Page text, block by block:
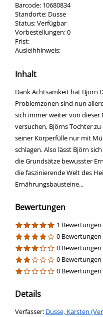
Barcode: 10680834
Standorte: Dusse
Status:Verfügbar
Vorbestellungen:0
Frist:
Ausleihhinweis:
Inhalt
Dank Achtsamkeit hat Björn
Problemzonen sind nun
sich immer weiter von
versuchen, Björns Tochter
seiner Körperfülle nur mit
schlagen. Also lässt Björn
die Grundsätze bewusster
die faszinierende Welt des
Ernährungsbausteine...
Bewertungen
1 Bewertungen
0 Bewertungen
0 Bewertungen
0 Bewertungen
0 Bewertungen
Details
Verfasser: Suche nach diesem
Dusse, Karsten